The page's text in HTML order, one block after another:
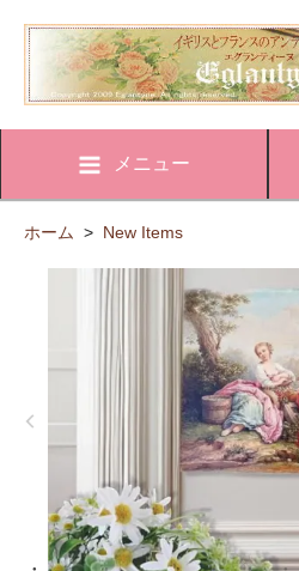
メニュー
ホーム > New Items